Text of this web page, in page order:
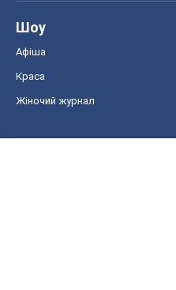
Шоу
Афіша
Краса
Жіночий журнал